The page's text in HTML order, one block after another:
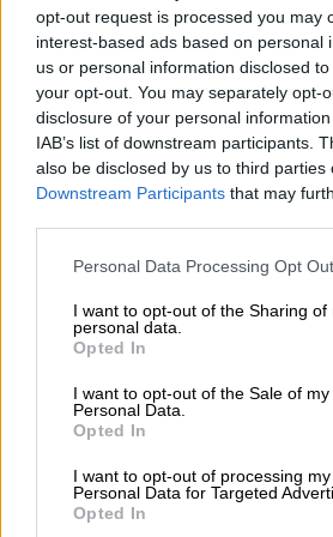
opt-out request is processed you may
interest-based ads based on personal
us or personal information disclosed
your opt-out. You may separately opt-
disclosure of your personal
IAB’s list of downstream participants.
also be disclosed by us to third parties
Downstream Participants that may
Personal Data Processing Opt
I want to opt-out of the Sharing of
personal data.
Opted In
I want to opt-out of the Sale of my
Personal Data.
Opted In
I want to opt-out of processing my
Personal Data for Targeted
Opted In
alquiler
Hace unos días, la ministra de
Rodríguez, adelantaba la
de un Real Decreto para
de la Ley de Arrendamientos
pretende p...
21/6
Hace falta un empujón a
Esta semana PSOE y PNV han
nueva Proposición de Ley para
suelo y rehabilitación urbana,
real decreto legislativo 7/2015,
14/6
de viviendas
El Partido Popular ha
una Proposición No de Ley en